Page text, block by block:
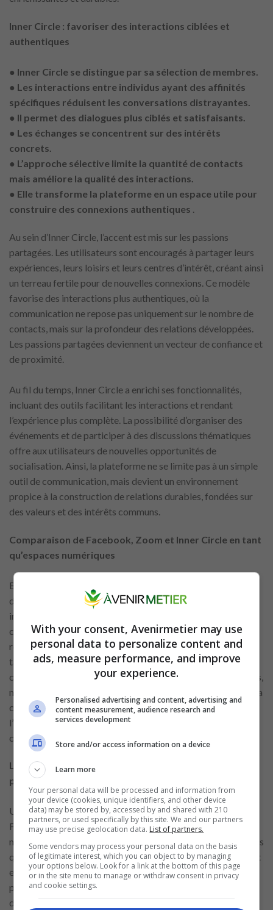
Inner Circle : favoriser des interactions ciblées et
authentiques
● Inner Circle se distingue par sa sélection de membres.
● Les interactions entre individus ayant des affinités
spécifiques réduisent les conversations distrayantes.
● Il permet des dialogues plus ciblés et satisfaisants.
● Les échanges se concentrent sur des intérêts
concrets.
● L’approche sélective limite la quantité de contacts
mais améliore la qualité des interactions.
● Elle transforme la plateforme en un espace utile pour
construire des connexions authentiques .
Au sein d’Inner Circle, l’accent est mis sur les passions
partagées. Les utilisateurs sont encouragés à partager leurs
expériences, leurs loisirs et leurs centres d’intérêt, créant ainsi
un terreau fertile pour de nouvelles connexions. Ce modèle
favorise des interactions plus authentiques, où la
communication ne repose pas uniquement sur le nombre de
contacts, mais sur la profondeur des relations développées.
Les passions partagées deviennent un vecteur de confiance et
de proximité.
Au fil du temps, Inner Circle a enrichi ses fonctionnalités,
incluant des outils facilitant les interactions et rendant
l’expérience plus complète. La possibilité d’organiser des
événements et de participer à des discussions thématiques
offre aux utilisateurs de nouvelles opportunités de
socialisation. Ainsi, la plateforme ne se limite pas à un simple
outil de communication, mais devient un environnement
propice à la construction de relations durables, fondées sur
des valeurs et des intérêts communs.
Comparaison de Facebook, Zoom et Inner Circle en tant
qu’espaces numériques
Bien que Facebook, Zoom et Inner Circle aient des objectifs
différents, ils partagent la capacité de faciliter les
interactions numériques. Facebook se concentre sur la
création de communautés larges et diversifiées, Zoom
renforce les collaborations professionnelles et personnelles,
tandis qu’Inner Circle favorise les connexions sélectives et
ciblées. Chaque plateforme répond à des besoins spécifiques,
mais toutes contribuent à combler les distances et à rendre la
communication plus accessible, démontrant ainsi
l’importance des espaces en ligne dans le monde
contemporain.
L’inclusivité, un élément commun à toutes les
plateformes.
Un aspect commun à ces plateformes est l’inclusivité.
Facebook, avec son vaste réseau, offre un espace pour une
multitude de voix. Zoom garantit la participation aux réunions
quelle que soit la localisation géographique. Inner Circle, tout
en adoptant une approche sélective, permet aux personnes
partageant des intérêts communs de trouver un terrain
d’entente. En ce sens, l’inclusivité ne signifie pas
With your consent, Avenirmetier may use
personal data to personalize content and
ads, measure performance, and improve
your experience.
Personalised advertising and content, advertising and
content measurement, audience research and
services development
Store and/or access information on a device
Learn more
Your personal data will be processed and information from
your device (cookies, unique identifiers, and other device
data) may be stored by, accessed by and shared with 210
partners, or used specifically by this site. We and our partners
may use precise geolocation data. List of partners.
Some vendors may process your personal data on the basis
of legitimate interest, which you can object to by managing
your options below. Look for a link at the bottom of this page
or in the site menu to manage or withdraw consent in privacy
and cookie settings.